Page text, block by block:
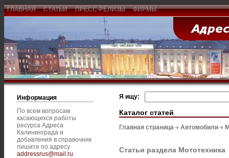
ГЛАВНАЯ СТАТЬИ ПРЕСС-РЕЛИЗЫ ФИРМЫ
Информация
По всем вопросам
касающихся работы
ресурса Адреса
Калининграда и
добавления в справочник
пишите по адресу
addressrus@mail.ru.
Я ищу:
Каталог статей
Главная страница Автомобили
Статьи раздела Мототехника